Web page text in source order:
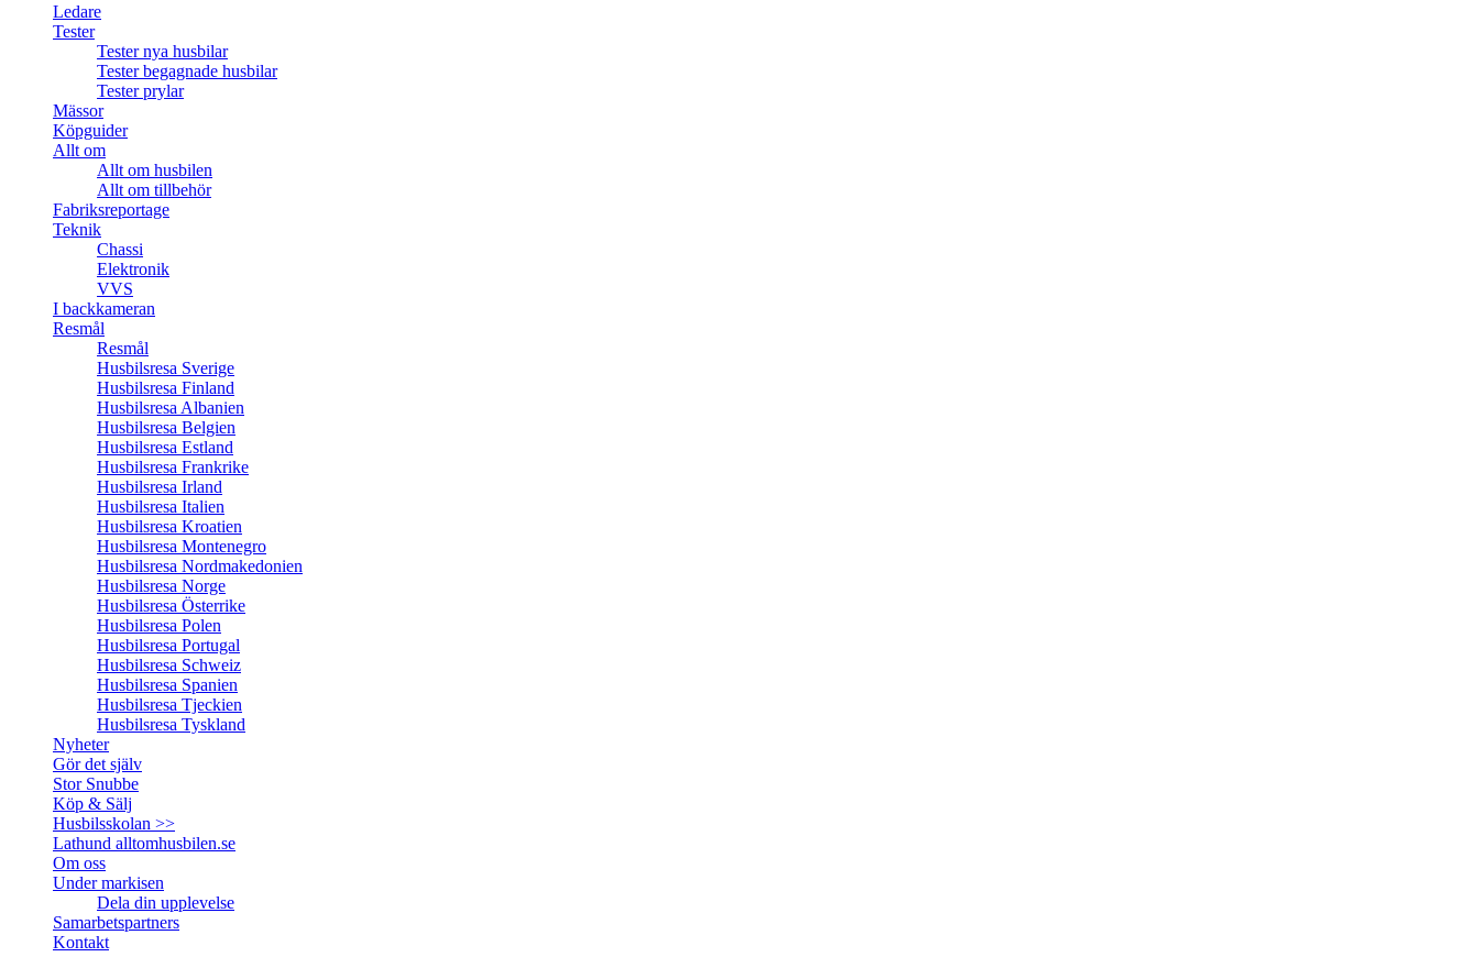
Ledare
Tester
Tester nya husbilar
Tester begagnade husbilar
Tester prylar
Mässor
Köpguider
Allt om
Allt om husbilen
Allt om tillbehör
Fabriksreportage
Teknik
Chassi
Elektronik
VVS
I backkameran
Resmål
Resmål
Husbilsresa Sverige
Husbilsresa Finland
Husbilsresa Albanien
Husbilsresa Belgien
Husbilsresa Estland
Husbilsresa Frankrike
Husbilsresa Irland
Husbilsresa Italien
Husbilsresa Kroatien
Husbilsresa Montenegro
Husbilsresa Nordmakedonien
Husbilsresa Norge
Husbilsresa Österrike
Husbilsresa Polen
Husbilsresa Portugal
Husbilsresa Schweiz
Husbilsresa Spanien
Husbilsresa Tjeckien
Husbilsresa Tyskland
Nyheter
Gör det själv
Stor Snubbe
Köp & Sälj
Husbilsskolan >>
Lathund alltomhusbilen.se
Om oss
Under markisen
Dela din upplevelse
Samarbetspartners
Kontakt